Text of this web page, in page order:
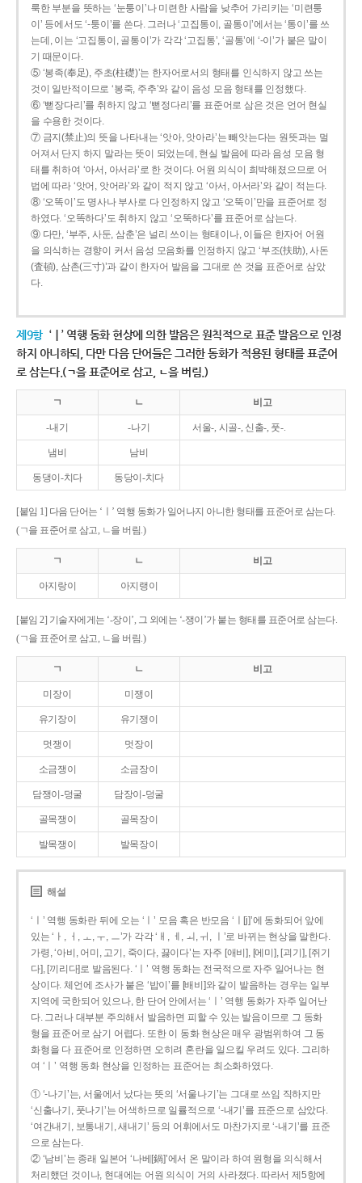
룩한 부분을 뜻하는 ‘눈퉁이’나 미련한 사람을 낮추어 가리키는 ‘미련퉁
이’ 등에서도 ‘-퉁이’를 쓴다. 그러나 ‘고집통이, 골통이’에서는 ‘통이’를 쓰
는데, 이는 ‘고집통이, 골통이’가 각각 ‘고집통’, ‘골통’에 ‘-이’가 붙은 말이
기 때문이다.
⑤ ‘봉족(奉足), 주초(柱礎)’는 한자어로서의 형태를 인식하지 않고 쓰는
것이 일반적이므로 ‘봉죽, 주추’와 같이 음성 모음 형태를 인정했다.
⑥ ‘뻗장다리’를 취하지 않고 ‘뻗정다리’를 표준어로 삼은 것은 언어 현실
을 수용한 것이다.
⑦ 금지(禁止)의 뜻을 나타내는 ‘앗아, 앗아라’는 빼앗는다는 원뜻과는 멀
어져서 단지 하지 말라는 뜻이 되었는데, 현실 발음에 따라 음성 모음 형
태를 취하여 ‘아서, 아서라’로 한 것이다. 어원 의식이 희박해졌으므로 어
법에 따라 ‘앗어, 앗어라’와 같이 적지 않고 ‘아서, 아서라’와 같이 적는다.
⑧ ‘오똑이’도 명사나 부사로 다 인정하지 않고 ‘오뚝이’만을 표준어로 정
하였다. ‘오똑하다’도 취하지 않고 ‘오뚝하다’를 표준어로 삼는다.
⑨ 다만, ‘부주, 사둔, 삼춘’은 널리 쓰이는 형태이나, 이들은 한자어 어원
을 의식하는 경향이 커서 음성 모음화를 인정하지 않고 ‘부조(扶助), 사돈
(査頓), 삼촌(三寸)’과 같이 한자어 발음을 그대로 쓴 것을 표준어로 삼았
다.
제9항 ‘ㅣ’ 역행 동화 현상에 의한 발음은 원칙적으로 표준 발음으로 인정
하지 아니하되, 다만 다음 단어들은 그러한 동화가 적용된 형태를 표준어
로 삼는다.(ㄱ을 표준어로 삼고, ㄴ을 버림.)
ㄱ ㄴ 비고
-내기 -나기 서울-, 시골-, 신출-, 풋-.
냄비 남비
동댕이-치다 동당이-치다
[붙임 1] 다음 단어는 ‘ㅣ’ 역행 동화가 일어나지 아니한 형태를 표준어로 삼는다.
(ㄱ을 표준어로 삼고, ㄴ을 버림.)
ㄱ ㄴ 비고
아지랑이 아지랭이
[붙임 2] 기술자에게는 ‘-장이’, 그 외에는 ‘-쟁이’가 붙는 형태를 표준어로 삼는다.
(ㄱ을 표준어로 삼고, ㄴ을 버림.)
ㄱ ㄴ 비고
미장이 미쟁이
유기장이 유기쟁이
멋쟁이 멋장이
소금쟁이 소금장이
담쟁이-덩굴 담장이-덩굴
골목쟁이 골목장이
발목쟁이 발목장이
해설
‘ㅣ’ 역행 동화란 뒤에 오는 ‘ㅣ’ 모음 혹은 반모음 ‘ㅣ[j]’에 동화되어 앞에
있는 ‘ㅏ, ㅓ, ㅗ, ㅜ, ㅡ’가 각각 ‘ㅐ, ㅔ, ㅚ, ㅟ, ㅣ’로 바뀌는 현상을 말한다.
가령, ‘아비, 어미, 고기, 죽이다, 끓이다’는 자주 [애비], [에미], [괴기], [쥐기
다], [끼리다]로 발음된다. ‘ㅣ’ 역행 동화는 전국적으로 자주 일어나는 현
상이다. 체언에 조사가 붙은 ‘밥이’를 [배비]와 같이 발음하는 경우는 일부
지역에 국한되어 있으나, 한 단어 안에서는 ‘ㅣ’ 역행 동화가 자주 일어난
다. 그러나 대부분 주의해서 발음하면 피할 수 있는 발음이므로 그 동화
형을 표준어로 삼기 어렵다. 또한 이 동화 현상은 매우 광범위하여 그 동
화형을 다 표준어로 인정하면 오히려 혼란을 일으킬 우려도 있다. 그리하
여 ‘ㅣ’ 역행 동화 현상을 인정하는 표준어는 최소화하였다.
① ‘-나기’는, 서울에서 났다는 뜻의 ‘서울나기’는 그대로 쓰임 직하지만
‘신출나기, 풋나기’는 어색하므로 일률적으로 ‘-내기’를 표준으로 삼았다.
‘여간내기, 보통내기, 새내기’ 등의 어휘에서도 마찬가지로 ‘-내기’를 표준
으로 삼는다.
② ‘남비’는 종래 일본어 ‘나베[鍋]’에서 온 말이라 하여 원형을 의식해서
처리했던 것이나, 현대에는 어원 의식이 거의 사라졌다. 따라서 제5항에